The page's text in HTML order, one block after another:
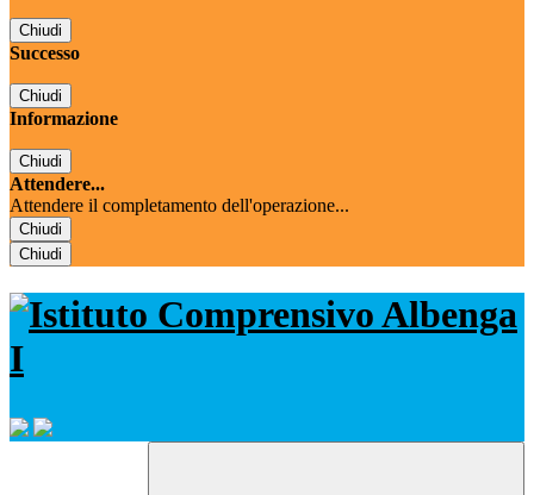
Chiudi
Successo
Chiudi
Informazione
Chiudi
Attendere...
Attendere il completamento dell'operazione...
Chiudi
Chiudi